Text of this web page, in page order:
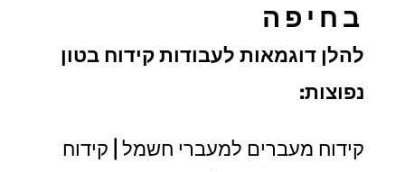
בחיפה
להלן דוגמאות לעבודות קידוח בטון
נפוצות:
קידוח מעברים למעברי חשמל | קידוח